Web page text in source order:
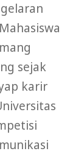
sejak
karir